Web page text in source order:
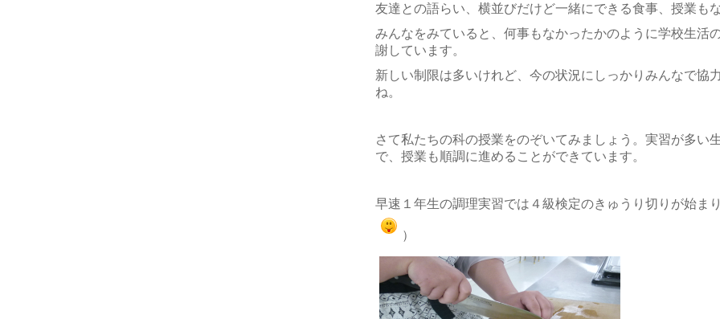
友達との語らい、横並びだけど一緒にできる食事、授業も
みんなをみていると、何事もなかったかのように学校生活
謝しています。
新しい制限は多いけれど、今の状況にしっかりみんなで協
ね。
さて私たちの科の授業をのぞいてみましょう。実習が多い
で、授業も順調に進めることができています。
早速１年生の調理実習では４級検定のきゅうり切りが始ま
）